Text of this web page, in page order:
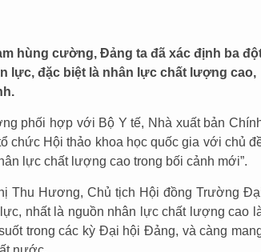
hùng cường, Đảng ta đã xác định ba
lực, đặc biệt là nhân lực chất lượng cao,
phối hợp với Bộ Y tế, Nhà xuất bản
chức Hội thảo khoa học quốc gia với chủ
lực chất lượng cao trong bối cảnh mới”.
Thu Hương, Chủ tịch Hội đồng Trường
nhất là nguồn nhân lực chất lượng cao
trong các kỳ Đại hội Đảng, và càng